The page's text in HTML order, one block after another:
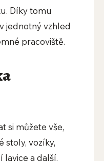
Díky tomu
jednotný vzhled
pracoviště.
si můžete vše,
stoly, vozíky,
lavice a další.